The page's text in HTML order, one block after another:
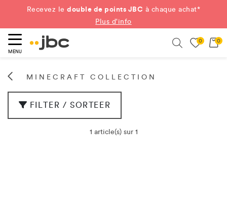
Recevez ledouble de points JBC à chaque achat*
Plus d'info
MENU
0 0
MINECRAFT COLLECTION
FILTER / SORTEER
1 article(s) sur 1